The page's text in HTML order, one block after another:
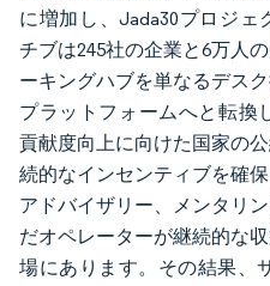
に増加し、Jada30プロジ
チブは245社の企業と6万人
ーキングハブを単なるデス
プラットフォームへと転換
貢献度向上に向けた国家の
続的なインセンティブを確
アドバイザリー、メンタリ
だオペレーターが継続的な
場にあります。その結果、